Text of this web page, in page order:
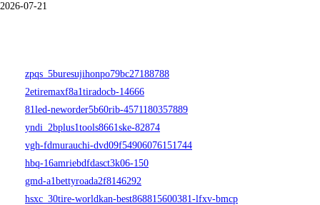
2026-07-21
zpqs_5buresujihonpo79bc27188788
2etiremaxf8a1tiradocb-14666
81led-neworder5b60rib-4571180357889
yndi_2bplus1tools8661ske-82874
vgh-fdmurauchi-dvd09f54906076151744
hbq-16amriebdfdasct3k06-150
gmd-a1bettyroada2f8146292
hsxc_30tire-worldkan-best868815600381-lfxv-bmcp